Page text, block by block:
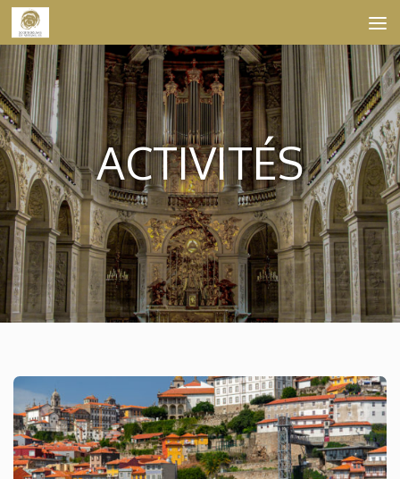
Skip to content
ACTIVITÉS